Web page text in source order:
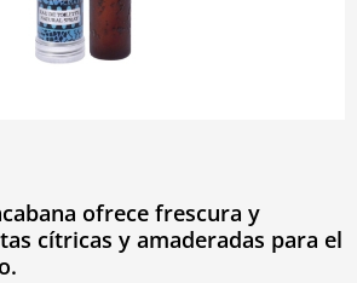
ofrece frescura y
cítricas y amaderadas para el